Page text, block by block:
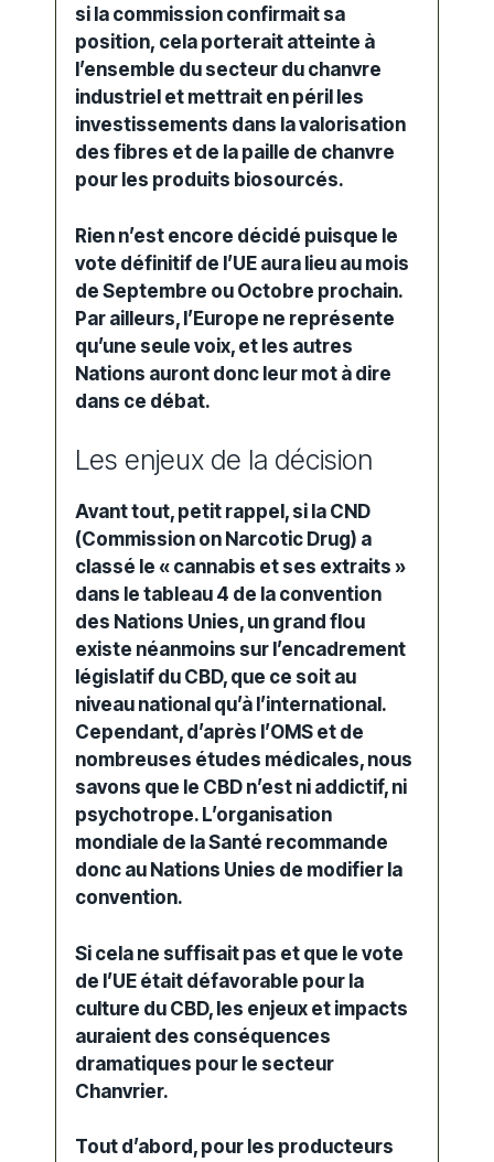
si la commission confirmait sa
position, cela porterait atteinte à
l’ensemble du secteur du chanvre
industriel et mettrait en péril les
investissements dans la valorisation
des fibres et de la paille de chanvre
pour les produits biosourcés.
Rien n’est encore décidé puisque le
vote définitif de l’UE aura lieu au mois
de Septembre ou Octobre prochain.
Par ailleurs, l’Europe ne représente
qu’une seule voix, et les autres
Nations auront donc leur mot à dire
dans ce débat.
Les enjeux de la décision
Avant tout, petit rappel, si la CND
(Commission on Narcotic Drug) a
classé le « cannabis et ses extraits »
dans le tableau 4 de la convention
des Nations Unies, un grand flou
existe néanmoins sur l’encadrement
législatif du CBD, que ce soit au
niveau national qu’à l’international.
Cependant, d’après l’OMS et de
nombreuses études médicales, nous
savons que le CBD n’est ni addictif, ni
psychotrope. L’organisation
mondiale de la Santé recommande
donc au Nations Unies de modifier la
convention.
Si cela ne suffisait pas et que le vote
de l’UE était défavorable pour la
culture du CBD, les enjeux et impacts
auraient des conséquences
dramatiques pour le secteur
Chanvrier.
Tout d’abord, pour les producteurs